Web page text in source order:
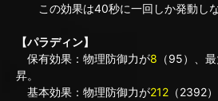
この効果は40秒に一回しか発動しな
【パラディン】
保有効果：物理防御力が8 （95）、
昇。
基本効果：物理防御力が212 （2392